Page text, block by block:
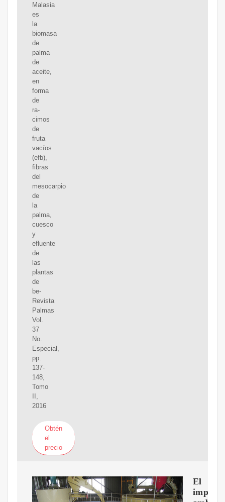
Malasia
es
la
biomasa
de
palma
de
aceite,
en
forma
de
ra-
cimos
de
fruta
vacíos
(efb),
fibras
del
mesocarpio
de
la
palma,
cuesco
y
efluente
de
las
plantas
de
be-
Revista
Palmas
Vol.
37
No.
Especial,
pp.
137-
148,
Tomo
II,
2016
Obtén
el
precio
El